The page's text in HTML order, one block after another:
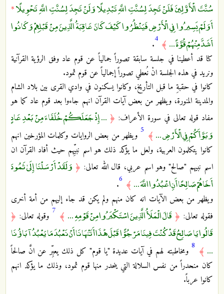
سُنَّتَ الْأَوَّلِينَ فَلَنْ تَجِدَ لِسُنَّتِ اللَّهِ تَبْدِيلًا وَلَنْ تَجِدَ لِسُنَّتِ اللَّهِ تَحْوِيلًا*
أَوَلَمْ يَسِيرُوا فِي الْأَرْضِ فَيَنْظُرُوا كَيْفَ كَانَ عَاقِبَةُ الَّذِينَ مِنْ قَبْلِهِمْ وَكَانُوا
أَشَدَّ مِنْهُمْ قُوَّةً ... ﴾ 4
.
كنا قد أعطينا في جلسة سابقة تصوراً جمالياً عن قوم عاد وفق الرؤية القرآنية
ونريد في هذه الجلسة انْ نُعطي تصوراً إجمالياً عن قوم ثمود.
كانوا في حقبةِ ما قبل التأريخ، وكانوا يسكنون في وادي القرى بين بلاد الشام
والمدينة المنورة، ويظهر من بعض آيات القرآن انهم جاءوا بعد قوم عاد كما هو
مفاد قوله تعالى في سورة الأعراف: ﴿ ... إِذْ جَعَلَكُمْ خُلَفَاءَ مِنْ بَعْدِ عَادٍ
وَبَوَّأَكُمْ فِي الْأَرْضِ ... ﴾ 5ويظهر من بعض الروايات وكلمات المؤرخين انهم
كانوا يتكلمون العربية، ولعل ما يؤكد ذلك هو اسم نبيِّهم حيث أفاد القرآن ان
اسم نبيهم "صالح" وهو اسم عربي، قال الله تعالى: ﴿ وَلَقَدْ أَرْسَلْنَا إِلَىٰ ثَمُودَ
أَخَاهُمْ صَالِحًا أَنِ اعْبُدُوا اللَّهَ ... ﴾ 6
.
ويظهر من بعض الآيات انه كان منهم ولم يكن قد جاء إليهم من أمة أخرى
فقوله تعالى: ﴿ قَالَ الْمَلَأُ الَّذِينَ اسْتَكْبَرُوا مِنْ قَوْمِهِ ... ﴾ 7 وقوله تعالى: ﴿
قَالُوا يَا صَالِحُ قَدْ كُنْتَ فِينَا مَرْجُوًّا قَبْلَ هَٰذَا أَتَنْهَانَا أَنْ نَعْبُدَ مَا يَعْبُدُ آبَاؤُنَا
... ﴾ 8ومخاطبته لهم في آيات عديدة "يا قوم" كل ذلك يعبِّر عن انَّ صالحاً
كان منحدراً من نفس السلالة التي ينحدر منها قوم ثمود، وذلك ما يؤكد انهم
كانوا عرباً.